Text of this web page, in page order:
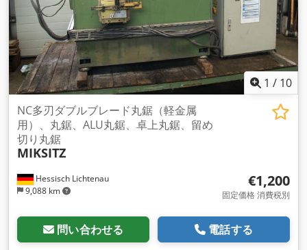
1 / 10
Hessisch Lichtenau
9,088 km
NC多刃ダブルブレード丸鋸（軽金属
用）、丸鋸、ALU丸鋸、卓上丸鋸、留め
切り丸鋸
MIKSITZ
€1,200
固定価格 消費税別
問い合わせる 電話する